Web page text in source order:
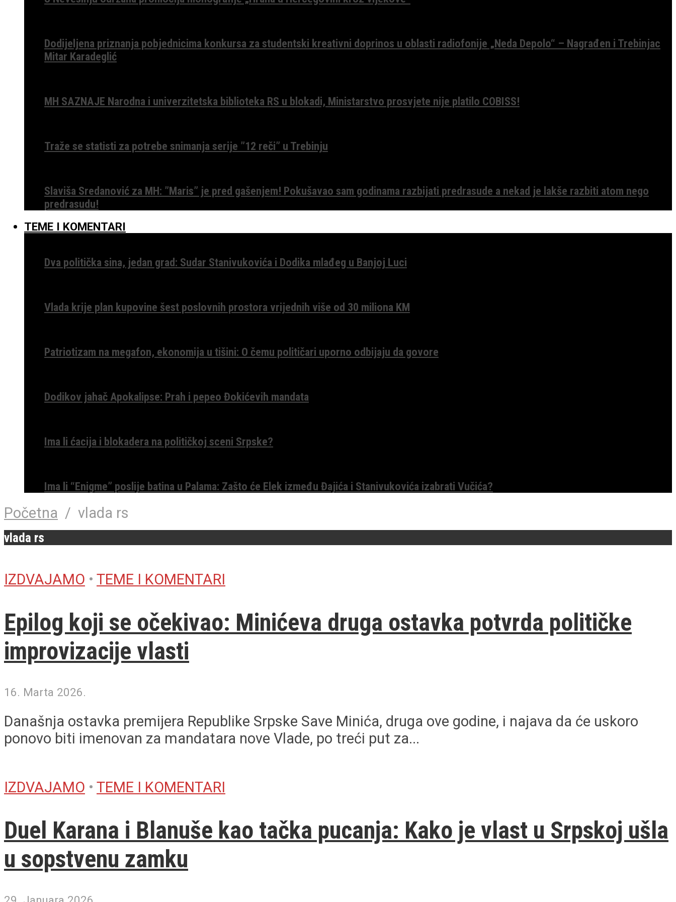
Dodijeljena priznanja pobjednicima konkursa za studentski kreativni doprinos u oblasti radiofonije „Neda Depolo“ – Nagrađen i Trebinjac
Mitar Karadeglić
MH SAZNAJE Narodna i univerzitetska biblioteka RS u blokadi, Ministarstvo prosvjete nije platilo COBISS!
Traže se statisti za potrebe snimanja serije ”12 reči” u Trebinju
Slaviša Sredanović za MH: ”Maris” je pred gašenjem! Pokušavao sam godinama razbijati predrasude a nekad je lakše razbiti atom nego
predrasudu!
TEME I KOMENTARI
Dva politička sina, jedan grad: Sudar Stanivukovića i Dodika mlađeg u Banjoj Luci
Vlada krije plan kupovine šest poslovnih prostora vrijednih više od 30 miliona KM
Patriotizam na megafon, ekonomija u tišini: O čemu političari uporno odbijaju da govore
Dodikov jahač Apokalipse: Prah i pepeo Đokićevih mandata
Ima li ćacija i blokadera na političkoj sceni Srpske?
Ima li “Enigme” poslije batina u Palama: Zašto će Elek između Đajića i Stanivukovića izabrati Vučića?
Početna / vlada rs
vlada rs
IZDVAJAMO • TEME I KOMENTARI
Epilog koji se očekivao: Minićeva druga ostavka potvrda političke
improvizacije vlasti
16. Marta 2026.
Današnja ostavka premijera Republike Srpske Save Minića, druga ove godine, i najava da će uskoro
ponovo biti imenovan za mandatara nove Vlade, po treći put za...
IZDVAJAMO • TEME I KOMENTARI
Duel Karana i Blanuše kao tačka pucanja: Kako je vlast u Srpskoj ušla
u sopstvenu zamku